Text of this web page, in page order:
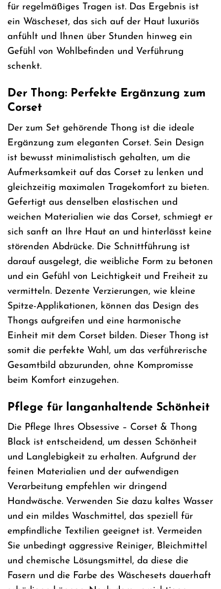
für regelmäßiges Tragen ist. Das Ergebnis ist
ein Wäscheset, das sich auf der Haut luxuriös
anfühlt und Ihnen über Stunden hinweg ein
Gefühl von Wohlbefinden und Verführung
schenkt.
Der Thong: Perfekte Ergänzung zum
Corset
Der zum Set gehörende Thong ist die ideale
Ergänzung zum eleganten Corset. Sein Design
ist bewusst minimalistisch gehalten, um die
Aufmerksamkeit auf das Corset zu lenken und
gleichzeitig maximalen Tragekomfort zu bieten.
Gefertigt aus denselben elastischen und
weichen Materialien wie das Corset, schmiegt er
sich sanft an Ihre Haut an und hinterlässt keine
störenden Abdrücke. Die Schnittführung ist
darauf ausgelegt, die weibliche Form zu betonen
und ein Gefühl von Leichtigkeit und Freiheit zu
vermitteln. Dezente Verzierungen, wie kleine
Spitze-Applikationen, können das Design des
Thongs aufgreifen und eine harmonische
Einheit mit dem Corset bilden. Dieser Thong ist
somit die perfekte Wahl, um das verführerische
Gesamtbild abzurunden, ohne Kompromisse
beim Komfort einzugehen.
Pflege für langanhaltende Schönheit
Die Pflege Ihres Obsessive – Corset & Thong
Black ist entscheidend, um dessen Schönheit
und Langlebigkeit zu erhalten. Aufgrund der
feinen Materialien und der aufwendigen
Verarbeitung empfehlen wir dringend
Handwäsche. Verwenden Sie dazu kaltes Wasser
und ein mildes Waschmittel, das speziell für
empfindliche Textilien geeignet ist. Vermeiden
Sie unbedingt aggressive Reiniger, Bleichmittel
und chemische Lösungsmittel, da diese die
Fasern und die Farbe des Wäschesets dauerhaft